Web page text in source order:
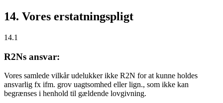
14. Vores erstatningspligt
14.1
R2Ns ansvar:
Vores samlede vilkår udelukker ikke R2N for at kunne holdes
ansvarlig fx ifm. grov uagtsomhed eller lign., som ikke kan
begrænses i henhold til gældende lovgivning.